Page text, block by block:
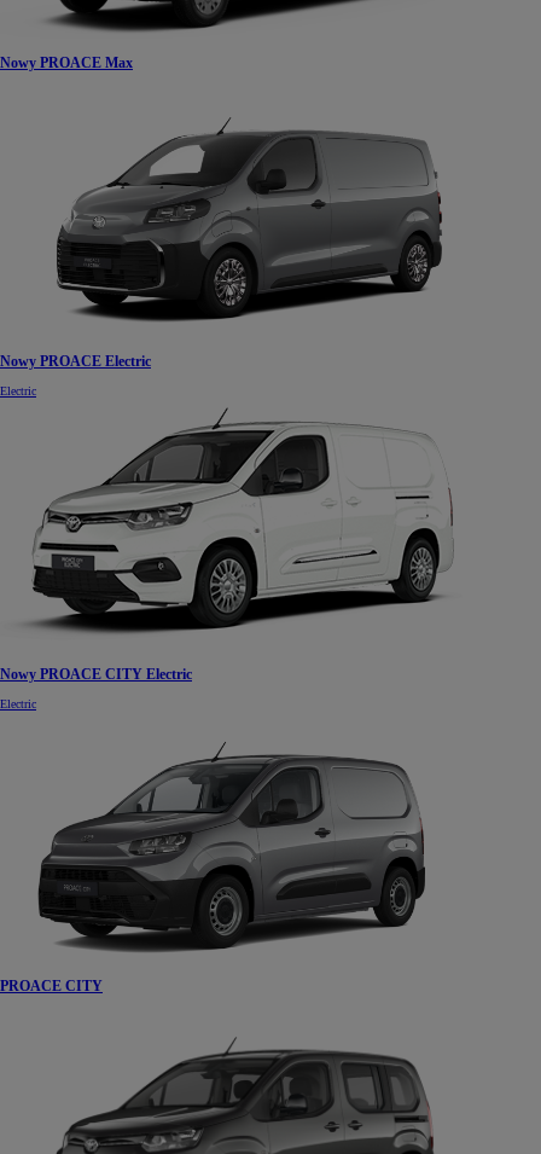
Nowy PROACE Max
Nowy PROACE Electric
Electric
Nowy PROACE CITY Electric
Electric
PROACE CITY